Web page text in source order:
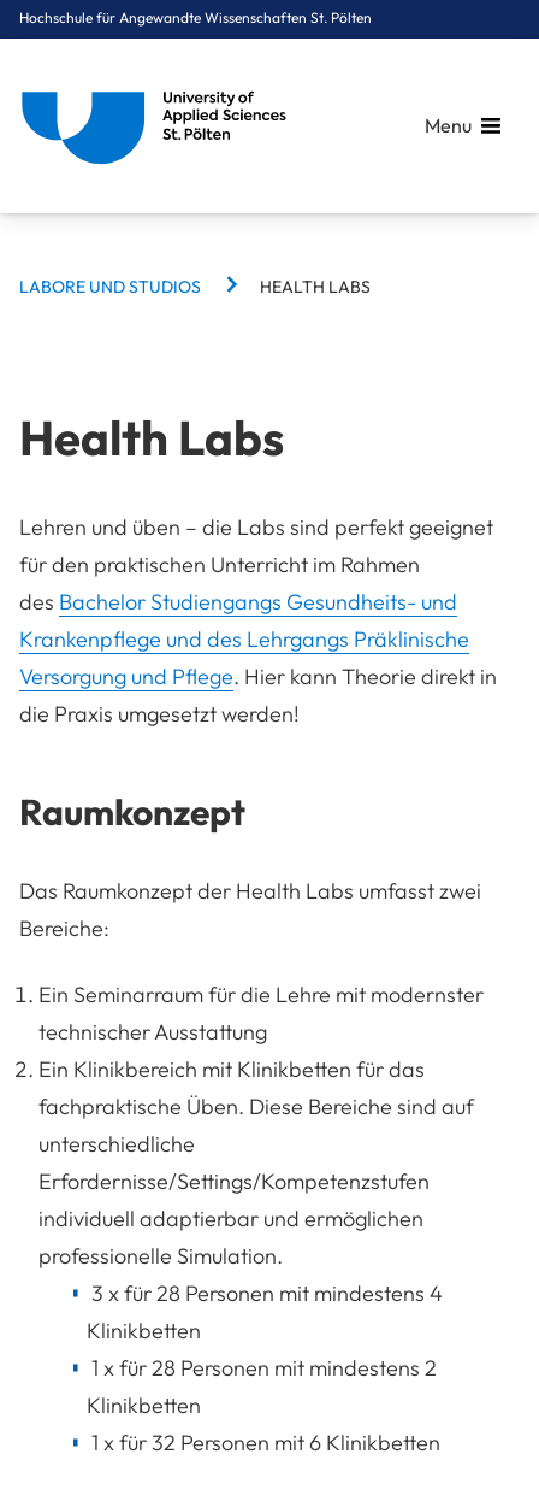
Hochschule für Angewandte Wissenschaften St. Pölten
Menu
You are here:
BREADCRUMBS
LABORE UND STUDIOS HEALTH LABS
Health Labs
Lehren und üben – die Labs sind perfekt geeignet
für den praktischen Unterricht im Rahmen
des Bachelor Studiengangs Gesundheits- und
Krankenpflege und des Lehrgangs Präklinische
Versorgung und Pflege. Hier kann Theorie direkt in
die Praxis umgesetzt werden!
Raumkonzept
Das Raumkonzept der Health Labs umfasst zwei
Bereiche:
Ein Seminarraum für die Lehre mit modernster
technischer Ausstattung
Ein Klinikbereich mit Klinikbetten für das
fachpraktische Üben. Diese Bereiche sind auf
unterschiedliche
Erfordernisse/Settings/Kompetenzstufen
individuell adaptierbar und ermöglichen
professionelle Simulation.
3 x für 28 Personen mit mindestens 4
Klinikbetten
1 x für 28 Personen mit mindestens 2
Klinikbetten
1 x für 32 Personen mit 6 Klinikbetten